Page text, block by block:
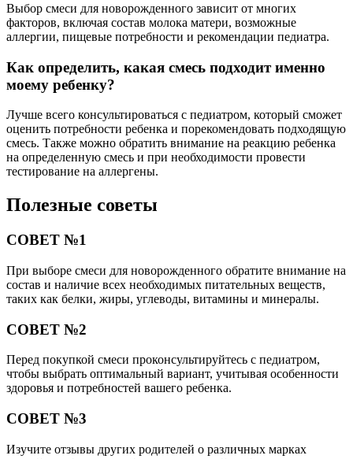
Выбор смеси для новорожденного зависит от многих
факторов, включая состав молока матери, возможные
аллергии, пищевые потребности и рекомендации педиатра.
Как определить, какая смесь подходит именно
моему ребенку?
Лучше всего консультироваться с педиатром, который сможет
оценить потребности ребенка и порекомендовать подходящую
смесь. Также можно обратить внимание на реакцию ребенка
на определенную смесь и при необходимости провести
тестирование на аллергены.
Полезные советы
СОВЕТ №1
При выборе смеси для новорожденного обратите внимание на
состав и наличие всех необходимых питательных веществ,
таких как белки, жиры, углеводы, витамины и минералы.
СОВЕТ №2
Перед покупкой смеси проконсультируйтесь с педиатром,
чтобы выбрать оптимальный вариант, учитывая особенности
здоровья и потребностей вашего ребенка.
СОВЕТ №3
Изучите отзывы других родителей о различных марках